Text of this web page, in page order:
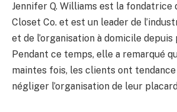
Jennifer Q. Williams est la fondatrice
Closet Co. et est un leader de
et de l’organisation à domicile depuis
Pendant ce temps, elle a remarqué
maintes fois, les clients ont
négliger l’organisation de leur